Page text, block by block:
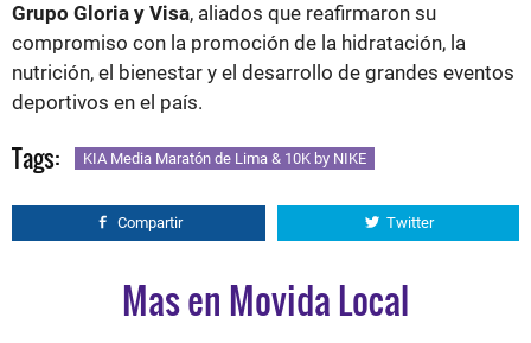
Grupo Gloria y Visa, aliados que reafirmaron su
compromiso con la promoción de la hidratación, la
nutrición, el bienestar y el desarrollo de grandes eventos
deportivos en el país.
Tags: KIA Media Maratón de Lima & 10K by NIKE
Compartir Twitter
Mas en Movida Local